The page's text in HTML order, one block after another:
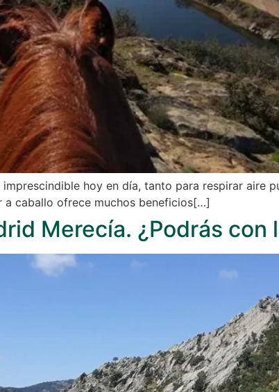
hoy en día, tanto para respirar aire
a caballo ofrece muchos beneficios[…]
Merecía. ¿Podrás con